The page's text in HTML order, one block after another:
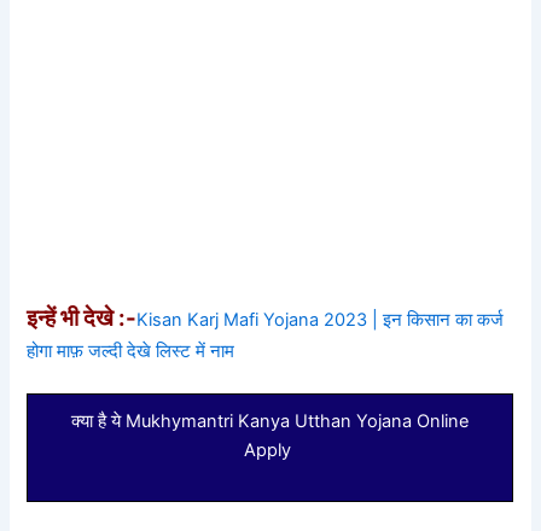
इन्हें भी देखे :-Kisan Karj Mafi Yojana 2023 | इन किसान का कर्ज
होगा माफ़ जल्दी देखे लिस्ट में नाम
क्या है ये Mukhymantri Kanya Utthan Yojana Online
Apply